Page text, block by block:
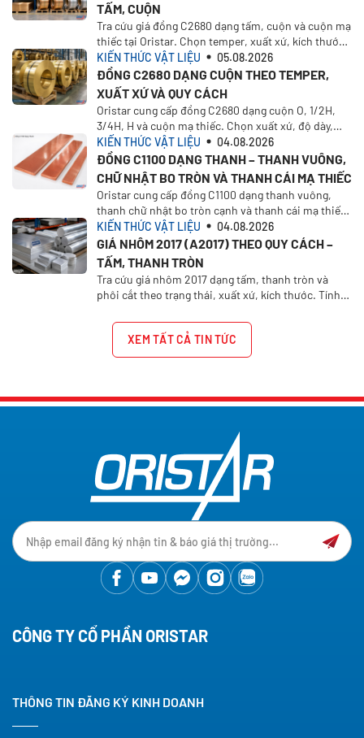
TẤM, CUỘN
Tra cứu giá đồng C2680 dạng tấm, cuộn và cuộn mạ
thiếc tại Oristar. Chọn temper, xuất xứ, kích thước,
khối lượng để tính giá theo nhu cầu thực tế
KIẾN THỨC VẬT LIỆU 05.08.2026
ĐỒNG C2680 DẠNG CUỘN THEO TEMPER,
XUẤT XỨ VÀ QUY CÁCH
Oristar cung cấp đồng C2680 dạng cuộn O, 1/2H,
3/4H, H và cuộn mạ thiếc. Chọn xuất xứ, độ dày,
khổ rộng, khối lượng và yêu cầu báo giá.
KIẾN THỨC VẬT LIỆU 04.08.2026
ĐỒNG C1100 DẠNG THANH – THANH VUÔNG,
CHỮ NHẬT BO TRÒN VÀ THANH CÁI MẠ THIẾC
Oristar cung cấp đồng C1100 dạng thanh vuông,
thanh chữ nhật bo tròn cạnh và thanh cái mạ thiếc
1/2H. Chọn xuất xứ, kích thước và yêu cầu báo giá
trên Oristar Plus
KIẾN THỨC VẬT LIỆU 04.08.2026
GIÁ NHÔM 2017 (A2017) THEO QUY CÁCH –
TẤM, THANH TRÒN
Tra cứu giá nhôm 2017 dạng tấm, thanh tròn và
phôi cắt theo trạng thái, xuất xứ, kích thước. Tính
XEM TẤT CẢ TIN TỨC
CÔNG TY CỔ PHẦN ORISTAR
THÔNG TIN ĐĂNG KÝ KINH DOANH